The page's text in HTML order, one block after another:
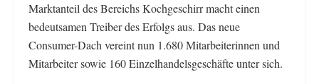
Marktanteil des Bereichs Kochgeschirr macht einen
bedeutsamen Treiber des Erfolgs aus. Das neue
Consumer-Dach vereint nun 1.680 Mitarbeiterinnen und
Mitarbeiter sowie 160 Einzelhandelsgeschäfte unter sich.